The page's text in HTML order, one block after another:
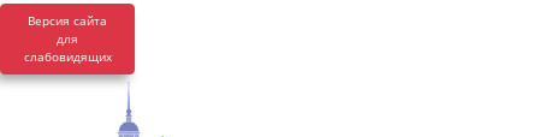
Версия сайта
для
слабовидящих